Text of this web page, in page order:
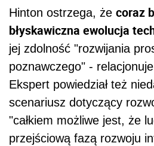
Hinton ostrzega, że coraz
błyskawiczna ewolucja
jej zdolność "rozwijania
poznawczego" -
Ekspert powiedział też
scenariusz dotyczący
"całkiem możliwe jest, że
przejściową fazą rozwoju